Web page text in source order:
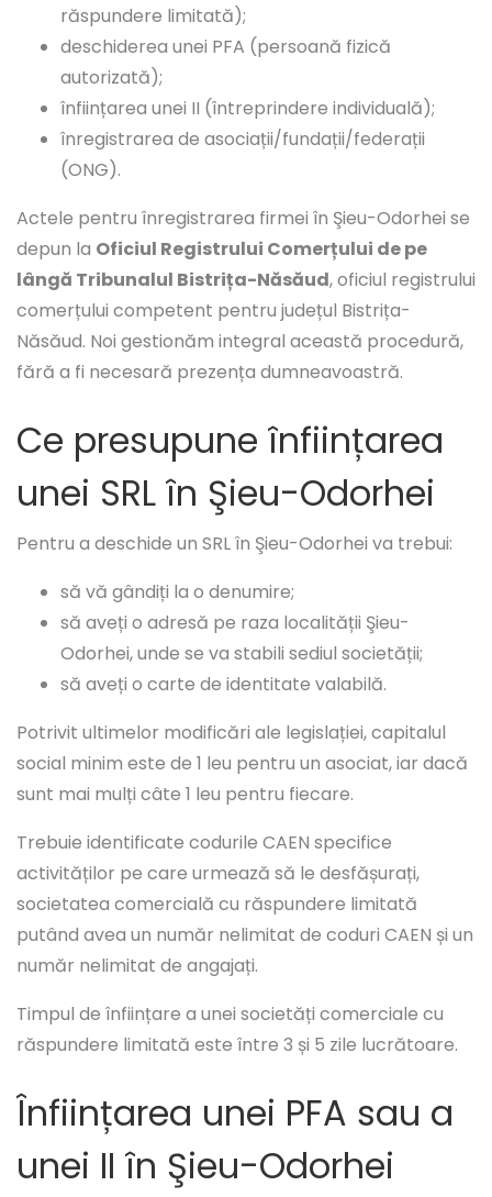
răspundere limitată);
deschiderea unei PFA (persoană fizică
autorizată);
înființarea unei II (întreprindere individuală);
înregistrarea de asociații/fundații/federații
(ONG).
Actele pentru înregistrarea firmei în Şieu-Odorhei se
depun la Oficiul Registrului Comerțului de pe
lângă Tribunalul Bistrița-Năsăud, oficiul registrului
comerțului competent pentru județul Bistrița-
Năsăud. Noi gestionăm integral această procedură,
fără a fi necesară prezența dumneavoastră.
Ce presupune înființarea
unei SRL în Şieu-Odorhei
Pentru a deschide un SRL în Şieu-Odorhei va trebui:
să vă gândiți la o denumire;
să aveți o adresă pe raza localității Şieu-
Odorhei, unde se va stabili sediul societății;
să aveți o carte de identitate valabilă.
Potrivit ultimelor modificări ale legislației, capitalul
social minim este de 1 leu pentru un asociat, iar dacă
sunt mai mulți câte 1 leu pentru fiecare.
Trebuie identificate codurile CAEN specifice
activităților pe care urmează să le desfășurați,
societatea comercială cu răspundere limitată
putând avea un număr nelimitat de coduri CAEN și un
număr nelimitat de angajați.
Timpul de înființare a unei societăți comerciale cu
răspundere limitată este între 3 și 5 zile lucrătoare.
Înființarea unei PFA sau a
unei II în Şieu-Odorhei